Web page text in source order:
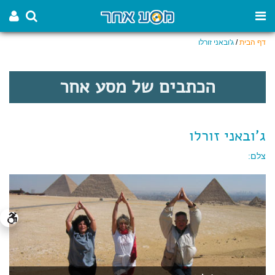
דף הבית/ ג'ובאני זורלו
הכתבים של מסע אחר
ג'ובאני זורלו
צלם: